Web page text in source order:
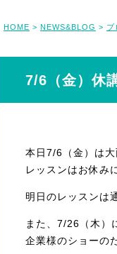
HOME > NEWS&BLOG > ブ
7/6（金）休
本日7/6（金）は
レッスンはお休み
明日のレッスンは
また、7/26（木）
企業様のショーの